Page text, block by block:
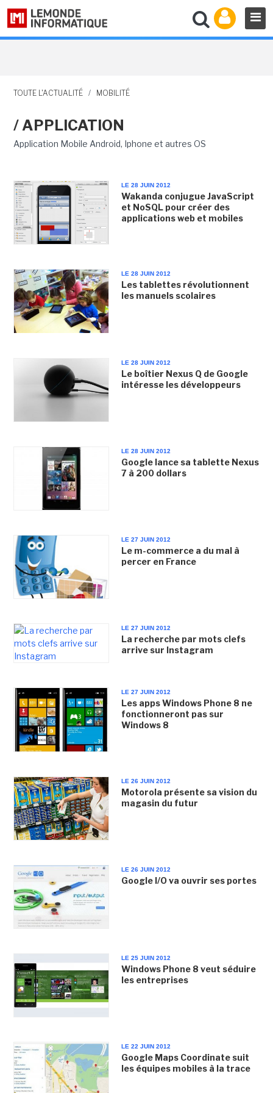
TOUTE L'ACTUALITÉ / MOBILITÉ
/ APPLICATION
Application Mobile Android, Iphone et autres OS
LE 28 JUIN 2012
Wakanda conjugue JavaScript
et NoSQL pour créer des
applications web et mobiles
LE 28 JUIN 2012
Les tablettes révolutionnent
les manuels scolaires
LE 28 JUIN 2012
Le boîtier Nexus Q de Google
intéresse les développeurs
LE 28 JUIN 2012
Google lance sa tablette Nexus
7 à 200 dollars
LE 27 JUIN 2012
Le m-commerce a du mal à
percer en France
LE 27 JUIN 2012
La recherche par mots clefs
arrive sur Instagram
LE 27 JUIN 2012
Les apps Windows Phone 8 ne
fonctionneront pas sur
Windows 8
LE 26 JUIN 2012
Motorola présente sa vision du
magasin du futur
LE 26 JUIN 2012
Google I/O va ouvrir ses portes
LE 25 JUIN 2012
Windows Phone 8 veut séduire
les entreprises
LE 22 JUIN 2012
Google Maps Coordinate suit
les équipes mobiles à la trace